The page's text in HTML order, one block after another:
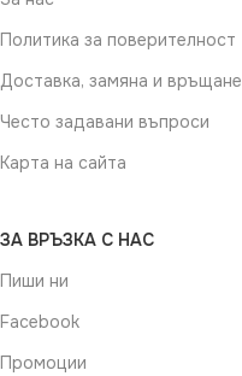
Политика за поверителност
Доставка, замяна и връщане
Често задавани въпроси
Карта на сайта
ЗА ВРЪЗКА С НАС
Пиши ни
Facebook
Промоции